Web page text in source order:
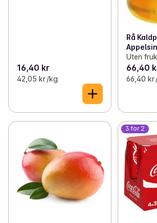
16,40 kr
42,05 kr /kg
Rå
Uten
66,40
66,40 kr
3 for 2